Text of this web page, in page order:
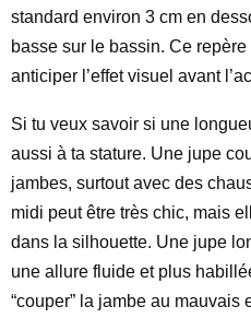
standard environ 3 cm en
basse sur le bassin. Ce
anticiper l’effet visuel avant
Si tu veux savoir si une
aussi à ta stature. Une jupe
jambes, surtout avec des
midi peut être très chic, mais
dans la silhouette. Une jupe
une allure fluide et plus
“couper” la jambe au mauvais